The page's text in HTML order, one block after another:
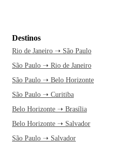
muito mais. Além‌ ‌de‌ ‌também‌
‌como‌ ‌uma‌ ‌das‌ ‌cidades‌ ‌mais‌
‌de‌ ‌Curitiba‌ ‌é‌ ‌a‌ ‌maior‌ ‌do‌ ‌Estado‌
‌do‌ ‌Brasil‌ . Hoje, a ‌cidade vive,
‌das‌ ‌instituições‌ ‌de‌ ‌saúde,‌ ‌além,‌
‌o‌ ‌que‌ ‌isso‌ ‌quer‌ ‌dizer?‌ ‌Que‌
‌oportunidades‌ ‌de‌ ‌trabalho‌ ‌e‌ ‌até‌
Revista ‌Exame‌ ‌como‌ ‌uma‌ ‌das‌
Destinos
Rio de Janeiro ➝ São Paulo
São Paulo ➝ Rio de Janeiro
São Paulo ➝ Belo Horizonte
São Paulo ➝ Curitiba
Belo Horizonte ➝ Brasília
Belo Horizonte ➝ Salvador
São Paulo ➝ Salvador